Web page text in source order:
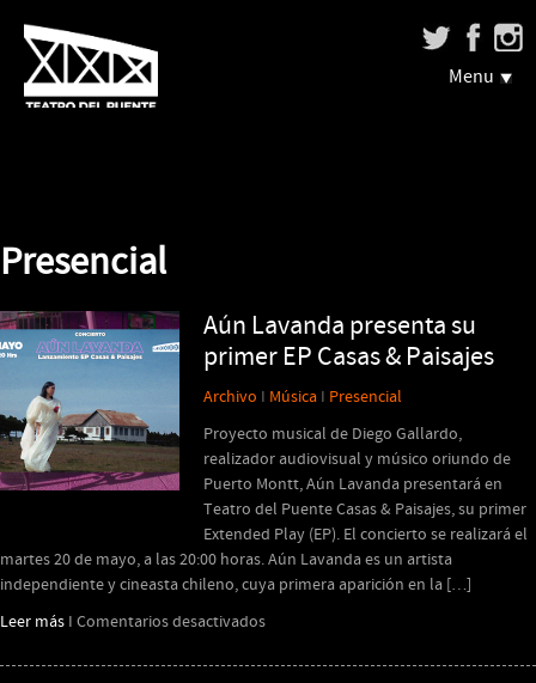
Menu
Presencial
Aún Lavanda presenta su
primer EP Casas & Paisajes
Archivo I Música I Presencial
Proyecto musical de Diego Gallardo,
realizador audiovisual y músico oriundo de
Puerto Montt, Aún Lavanda presentará en
Teatro del Puente Casas & Paisajes, su primer
Extended Play (EP). El concierto se realizará el
martes 20 de mayo, a las 20:00 horas. Aún Lavanda es un artista
independiente y cineasta chileno, cuya primera aparición en la […]
Leer más I Comentarios desactivadosen
Lavanda